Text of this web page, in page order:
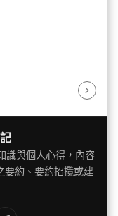
識與個人心得，內容
要約、要約招攬或建